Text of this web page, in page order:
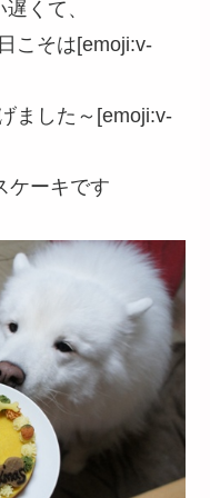
くて、
こそは[emoji:v-
ました～[emoji:v-
ケーキです